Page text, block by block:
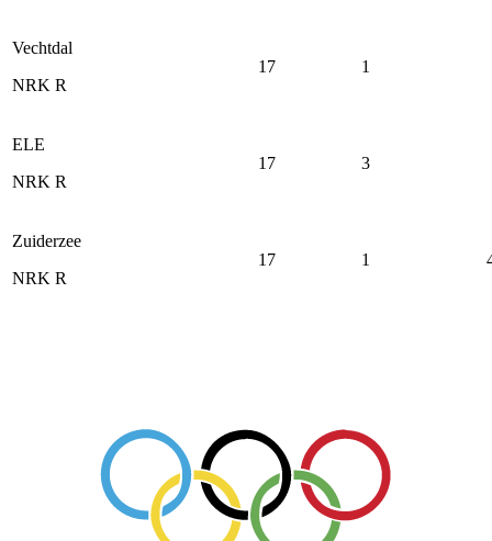
Vechtdal
NRK R
17 1
ELE
NRK R
17 3
Zuiderzee
NRK R
17 1